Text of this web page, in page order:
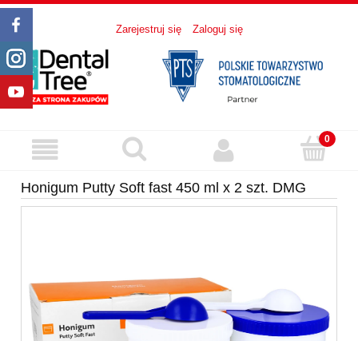
Zarejestruj się Zaloguj się
Honigum Putty Soft fast 450 ml x 2 szt. DMG